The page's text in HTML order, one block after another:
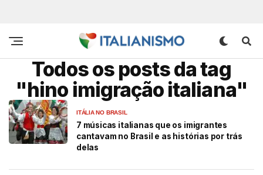
Todos os posts da tag
"hino imigração italiana"
ITÁLIA NO BRASIL
7 músicas italianas que os imigrantes
cantavam no Brasil e as histórias por trás
delas